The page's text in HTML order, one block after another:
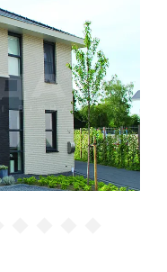
простір
для побутових
речей, місця
Високі вимоги до
не пред’являються,
конструкції з
рівня (60 мм, 3-
тоді, коли
з цього
зону відпочинку.